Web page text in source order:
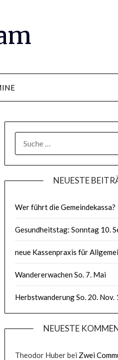
NACH:
NEUESTE
Wer führt die Gemeindekassa?
Gesundheitstag: Sonntag 10.
neue Kassenpraxis für
Wandererwachen So. 7. Mai
Herbstwanderung So. 20. Nov.
NEUESTE
Theodor Huberbei Zwei